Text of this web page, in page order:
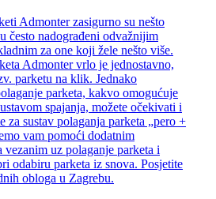
Admonter zasigurno su nešto
često nadograđeni odvažnijim
za one koji žele nešto više.
Admonter vrlo je jednostavno,
parketu na klik. Jednako
parketa, kakvo omogućuje
spajanja, možete očekivati i
za sustav polaganja parketa „pero +
vam pomoći dodatnim
vezanim uz polaganje parketa i
odabiru parketa iz snova. Posjetite
obloga u Zagrebu.